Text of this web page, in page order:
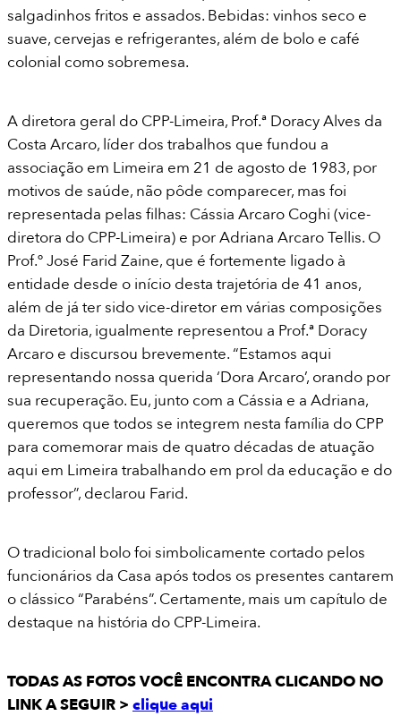
salgadinhos fritos e assados. Bebidas: vinhos seco e
suave, cervejas e refrigerantes, além de bolo e café
colonial como sobremesa.
A diretora geral do CPP-Limeira, Prof.ª Doracy Alves da
Costa Arcaro, líder dos trabalhos que fundou a
associação em Limeira em 21 de agosto de 1983, por
motivos de saúde, não pôde comparecer, mas foi
representada pelas filhas: Cássia Arcaro Coghi (vice-
diretora do CPP-Limeira) e por Adriana Arcaro Tellis. O
Prof.º José Farid Zaine, que é fortemente ligado à
entidade desde o início desta trajetória de 41 anos,
além de já ter sido vice-diretor em várias composições
da Diretoria, igualmente representou a Prof.ª Doracy
Arcaro e discursou brevemente. “Estamos aqui
representando nossa querida ‘Dora Arcaro’, orando por
sua recuperação. Eu, junto com a Cássia e a Adriana,
queremos que todos se integrem nesta família do CPP
para comemorar mais de quatro décadas de atuação
aqui em Limeira trabalhando em prol da educação e do
professor”, declarou Farid.
O tradicional bolo foi simbolicamente cortado pelos
funcionários da Casa após todos os presentes cantarem
o clássico “Parabéns”. Certamente, mais um capítulo de
destaque na história do CPP-Limeira.
TODAS AS FOTOS VOCÊ ENCONTRA CLICANDO NO
LINK A SEGUIR > clique aqui